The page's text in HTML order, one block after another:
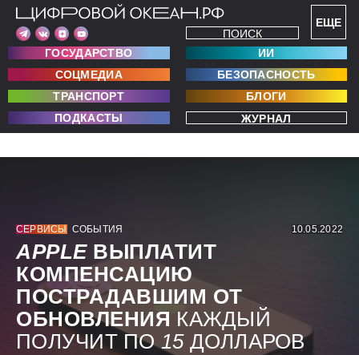
ЕЩЕ
ПОИСК
ГОСУДАРСТВО
ИИ
СОЦМЕДИА
БЕЗОПАСНОСТЬ
ТРАНСПОРТ
БЛОГИ
ПОДКАСТЫ
ЖУРНАЛ
СЕРВИСЫ СОБЫТИЯ 10.05.2022
APPLE ВЫПЛАТИТ
КОМПЕНСАЦИЮ
ПОСТРАДАВШИМ ОТ
ОБНОВЛЕНИЯ КАЖДЫЙ
ПОЛУЧИТ ПО15 ДОЛЛАРОВ